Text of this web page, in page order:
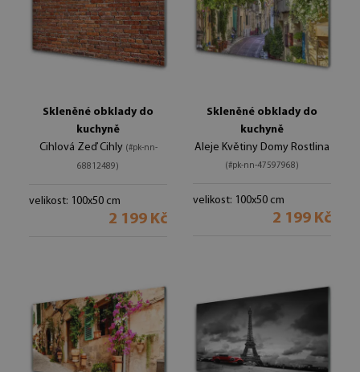
Skleněné obklady do
kuchyně
Cihlová Zeď Cihly (#pk-nn-
68812489)
velikost: 100x50 cm
2 199 Kč
Skleněné obklady do
kuchyně
Aleje Květiny Domy Rostlina
(#pk-nn-47597968)
velikost: 100x50 cm
2 199 Kč